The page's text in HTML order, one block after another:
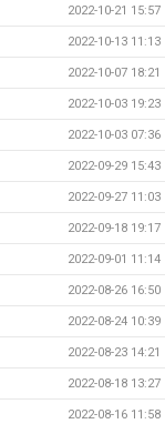
2022-10-21 15:57
2022-10-13 11:13
2022-10-07 18:21
2022-10-03 19:23
2022-10-03 07:36
2022-09-29 15:43
2022-09-27 11:03
2022-09-18 19:17
2022-09-01 11:14
2022-08-26 16:50
2022-08-24 10:39
2022-08-23 14:21
2022-08-18 13:27
2022-08-16 11:58